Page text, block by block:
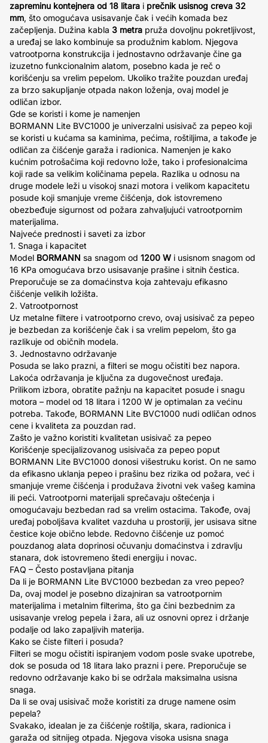
zapreminu kontejnera od 18 litara i prečnik usisnog creva 32
mm, što omogućava usisavanje čak i većih komada bez
začepljenja. Dužina kabla 3 metra pruža dovoljnu pokretljivost,
a uređaj se lako kombinuje sa produžnim kablom. Njegova
vatrootporna konstrukcija i jednostavno održavanje čine ga
izuzetno funkcionalnim alatom, posebno kada je reč o
korišćenju sa vrelim pepelom. Ukoliko tražite pouzdan uređaj
za brzo sakupljanje otpada nakon loženja, ovaj model je
odličan izbor.
Gde se koristi i kome je namenjen
BORMANN Lite BVC1000 je univerzalni usisivač za pepeo koji
se koristi u kućama sa kaminima, pećima, roštiljima, a takođe je
odličan za čišćenje garaža i radionica. Namenjen je kako
kućnim potrošačima koji redovno lože, tako i profesionalcima
koji rade sa velikim količinama pepela. Razlika u odnosu na
druge modele leži u visokoj snazi motora i velikom kapacitetu
posude koji smanjuje vreme čišćenja, dok istovremeno
obezbeđuje sigurnost od požara zahvaljujući vatrootpornim
materijalima.
Najveće prednosti i saveti za izbor
1. Snaga i kapacitet
Model BORMANN sa snagom od 1200 W i usisnom snagom od
16 KPa omogućava brzo usisavanje prašine i sitnih čestica.
Preporučuje se za domaćinstva koja zahtevaju efikasno
čišćenje velikih ložišta.
2. Vatrootpornost
Uz metalne filtere i vatrootporno crevo, ovaj usisivač za pepeo
je bezbedan za korišćenje čak i sa vrelim pepelom, što ga
razlikuje od običnih modela.
3. Jednostavno održavanje
Posuda se lako prazni, a filteri se mogu očistiti bez napora.
Lakoća održavanja je ključna za dugovečnost uređaja.
Prilikom izbora, obratite pažnju na kapacitet posude i snagu
motora – model od 18 litara i 1200 W je optimalan za većinu
potreba. Takođe, BORMANN Lite BVC1000 nudi odličan odnos
cene i kvaliteta za pouzdan rad.
Zašto je važno koristiti kvalitetan usisivač za pepeo
Korišćenje specijalizovanog usisivača za pepeo poput
BORMANN Lite BVC1000 donosi višestruku korist. On ne samo
da efikasno uklanja pepeo i prašinu bez rizika od požara, već i
smanjuje vreme čišćenja i produžava životni vek vašeg kamina
ili peći. Vatrootporni materijali sprečavaju oštećenja i
omogućavaju bezbedan rad sa vrelim ostacima. Takođe, ovaj
uređaj poboljšava kvalitet vazduha u prostoriji, jer usisava sitne
čestice koje obično lebde. Redovno čišćenje uz pomoć
pouzdanog alata doprinosi očuvanju domaćinstva i zdravlju
stanara, dok istovremeno štedi energiju i novac.
FAQ – Često postavljana pitanja
Da li je BORMANN Lite BVC1000 bezbedan za vreo pepeo?
Da, ovaj model je posebno dizajniran sa vatrootpornim
materijalima i metalnim filterima, što ga čini bezbednim za
usisavanje vrelog pepela i žara, ali uz osnovni oprez i držanje
podalje od lako zapaljivih materija.
Kako se čiste filteri i posuda?
Filteri se mogu očistiti ispiranjem vodom posle svake upotrebe,
dok se posuda od 18 litara lako prazni i pere. Preporučuje se
redovno održavanje kako bi se održala maksimalna usisna
snaga.
Da li se ovaj usisivač može koristiti za druge namene osim
pepela?
Svakako, idealan je za čišćenje roštilja, skara, radionica i
garaža od sitnijeg otpada. Njegova visoka usisna snaga